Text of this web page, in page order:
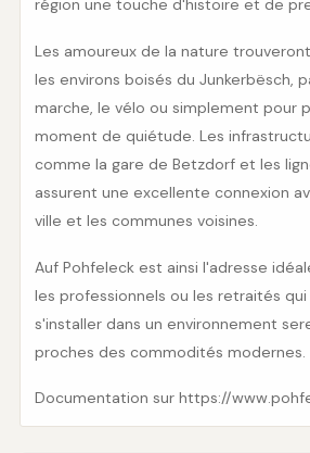
région une touche d'histoire et de
Les amoureux de la nature
les environs boisés du Junkerbësch,
marche, le vélo ou simplement pour
moment de quiétude. Les
comme la gare de Betzdorf et les
assurent une excellente connexion
ville et les communes voisines.
Auf Pohfeleck est ainsi l'adresse
les professionnels ou les retraités
s'installer dans un environnement
proches des commodités modernes.
Documentation sur https://